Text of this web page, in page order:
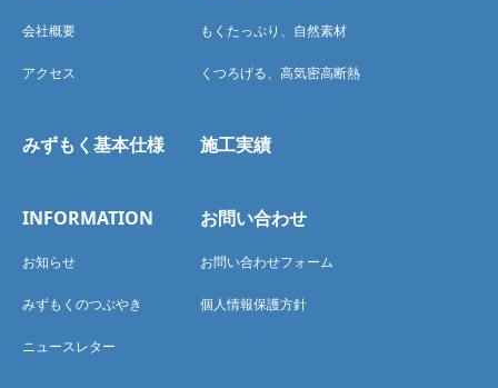
会社概要
アクセス
もくたっぷり、自然素材
くつろげる、高気密高断熱
みずもく基本仕様 施工実績
INFORMATION
お知らせ
みずもくのつぶやき
ニュースレター
お問い合わせ
お問い合わせフォーム
個人情報保護方針